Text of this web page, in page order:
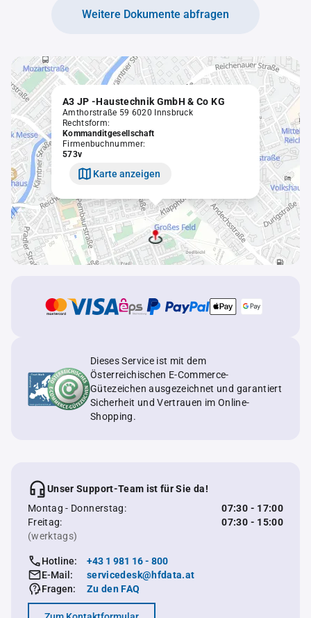
Weitere Dokumente abfragen
A3 JP -Haustechnik GmbH & Co KG
Amthorstraße 59 6020 Innsbruck
Rechtsform:
Kommanditgesellschaft
Firmenbuchnummer:
573v
Karte anzeigen
Dieses Service ist mit dem
Österreichischen E-Commerce-
Gütezeichen ausgezeichnet und garantiert
Sicherheit und Vertrauen im Online-
Shopping.
Unser Support-Team ist für Sie da!
Montag - Donnerstag:
07:30 - 17:00
Freitag:
07:30 - 15:00
(werktags)
Hotline:
+43 1 981 16 - 800
E-Mail:
servicedesk@hfdata.at
Fragen:
Zu den FAQ